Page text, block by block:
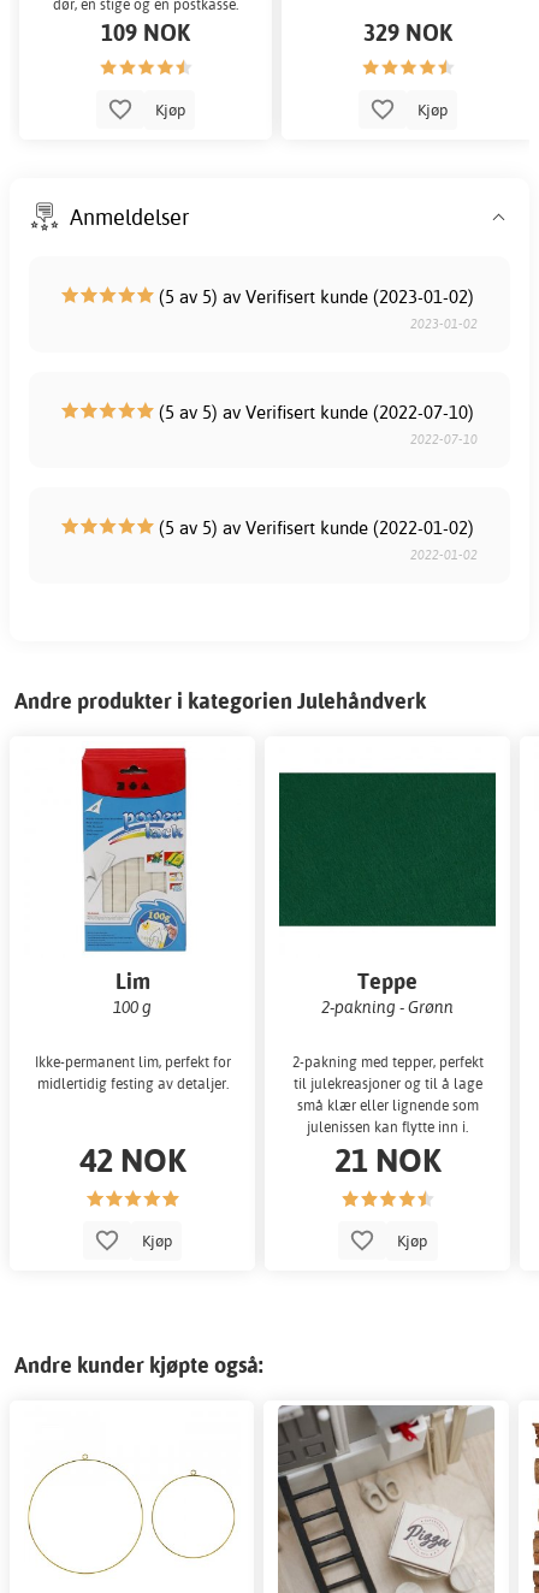
dør, en stige og en postkasse.
109 NOK
Kjøp
329 NOK
Kjøp
Anmeldelser
(5 av 5) av Verifisert kunde (2023-01-02)
2023-01-02
(5 av 5) av Verifisert kunde (2022-07-10)
2022-07-10
(5 av 5) av Verifisert kunde (2022-01-02)
2022-01-02
Andre produkter i kategorien Julehåndverk
Lim
100 g
Ikke-permanent lim, perfekt for
midlertidig festing av detaljer.
42 NOK
Kjøp
Teppe
2-pakning - Grønn
2-pakning med tepper, perfekt
til julekreasjoner og til å lage
små klær eller lignende som
julenissen kan flytte inn i.
21 NOK
Kjøp
Andre kunder kjøpte også: